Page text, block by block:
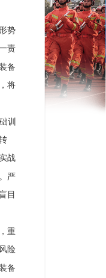
势
责
备
将
训
战
严
目
重
险
备